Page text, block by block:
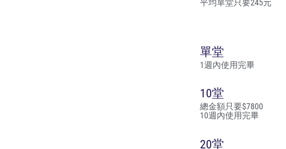
平均單堂只要245元
單堂
1週內使用完畢
10堂
總金額只要$7800
10週內使用完畢
20堂